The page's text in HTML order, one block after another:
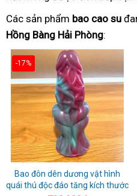
Các sản phẩm bao cao su
Hồng Bàng Hải Phòng:
-17%
Bao đôn dên dương vật hình
quái thú độc đáo tăng kích thước